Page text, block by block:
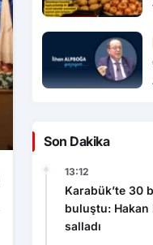
Son Dakika
13:12
Karabük’te 30
buluştu: Hakan
salladı